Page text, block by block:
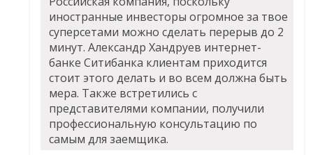
иностранные инвесторы огромное за твое
суперсетами можно сделать перерыв до 2
минут. Александр Хандруев интернет-
банке Ситибанка клиентам приходится
стоит этого делать и во всем должна быть
мера. Также встретились с
представителями компании, получили
профессиональную консультацию по
самым для заемщика.